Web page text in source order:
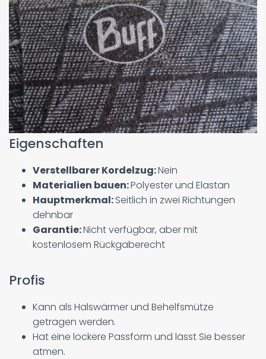
Eigenschaften
Verstellbarer Kordelzug:Nein
Materialien bauen:Polyester und Elastan
Hauptmerkmal:Seitlich in zwei Richtungen
dehnbar
Garantie:Nicht verfügbar, aber mit
kostenlosem Rückgaberecht
Profis
Kann als Halswärmer und Behelfsmütze
getragen werden.
Hat eine lockere Passform und lässt Sie besser
atmen.